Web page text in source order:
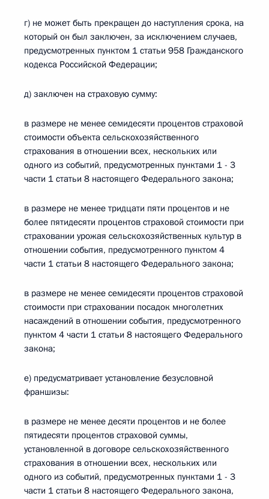
г) не может быть прекращен до наступления срока, на
который он был заключен, за исключением случаев,
предусмотренных пунктом 1 статьи 958 Гражданского
кодекса Российской Федерации;
д) заключен на страховую сумму:
в размере не менее семидесяти процентов страховой
стоимости объекта сельскохозяйственного
страхования в отношении всех, нескольких или
одного из событий, предусмотренных пунктами 1 - 3
части 1 статьи 8 настоящего Федерального закона;
в размере не менее тридцати пяти процентов и не
более пятидесяти процентов страховой стоимости при
страховании урожая сельскохозяйственных культур в
отношении события, предусмотренного пунктом 4
части 1 статьи 8 настоящего Федерального закона;
в размере не менее семидесяти процентов страховой
стоимости при страховании посадок многолетних
насаждений в отношении события, предусмотренного
пунктом 4 части 1 статьи 8 настоящего Федерального
закона;
е) предусматривает установление безусловной
франшизы:
в размере не менее десяти процентов и не более
пятидесяти процентов страховой суммы,
установленной в договоре сельскохозяйственного
страхования в отношении всех, нескольких или
одного из событий, предусмотренных пунктами 1 - 3
части 1 статьи 8 настоящего Федерального закона,